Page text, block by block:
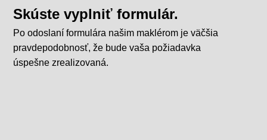
Skúste vyplniť formulár.
Po odoslaní formulára našim maklérom je väčšia
pravdepodobnosť, že bude vaša požiadavka
úspešne zrealizovaná.